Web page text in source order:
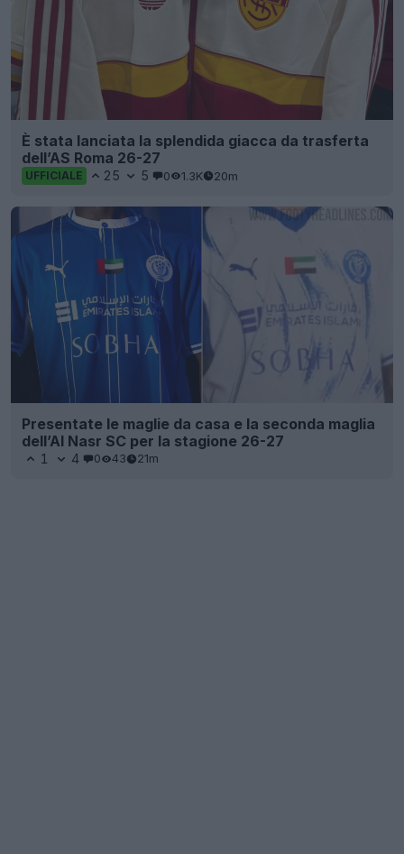
È stata lanciata la splendida giacca da trasferta
dell’AS Roma 26-27
UFFICIALE 25 5 0 1.3K 20m
Presentate le maglie da casa e la seconda maglia
dell’Al Nasr SC per la stagione 26-27
1 4 0 43 21m